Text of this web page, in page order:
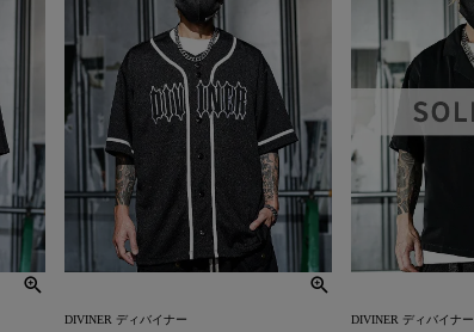
DIVINER ディバイナー DIVINER ディバイナー